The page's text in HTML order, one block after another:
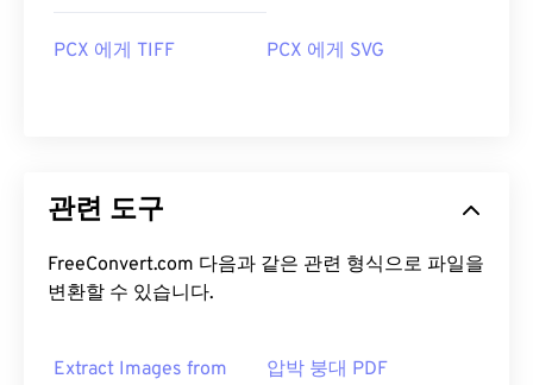
PCX 에게 TIFF PCX 에게 SVG
관련 도구
FreeConvert.com 다음과 같은 관련 형식으로 파일을
변환할 수 있습니다.
Extract Images from
압박 붕대 PDF